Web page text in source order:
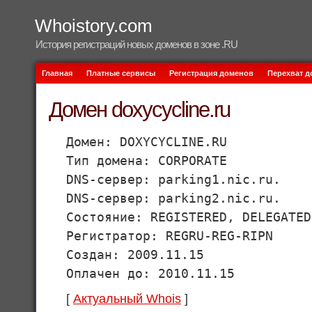
Whoistory.com
История регистраций новых доменов в зоне .RU
Главная Платные сервисы Регистрация доменов Перехват
Домен doxycycline.ru
Домен: DOXYCYCLINE.RU
Тип домена: CORPORATE
DNS-сервер: parking1.nic.ru.
DNS-сервер: parking2.nic.ru.
Состояние: REGISTERED,
Регистратор: REGRU-REG-RIPN
Создан: 2009.11.15
Оплачен до: 2010.11.15
[ Актуальный Whois ]